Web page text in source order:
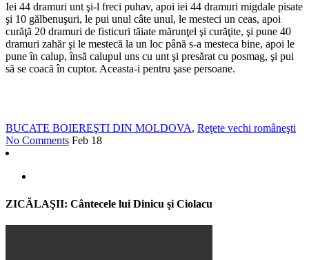
Iei 44 dramuri unt şi-l freci puhav, apoi iei 44 dramuri migdale pisate
şi 10 gălbenuşuri, le pui unul câte unul, le mesteci un ceas, apoi
curăţă 20 dramuri de fisticuri tăiate mărunţel şi curăţite, şi pune 40
dramuri zahăr şi le mestecă la un loc până s-a mesteca bine, apoi le
pune în calup, însă calupul uns cu unt şi presărat cu posmag, şi pui
să se coacă în cuptor. Aceasta-i pentru şase persoane.
BUCATE BOIEREŞTI DIN MOLDOVA, Reţete vechi româneşti
No Comments Feb 18
ZICĂLAŞII: Cântecele lui Dinicu şi Ciolacu